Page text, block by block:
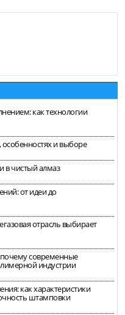
как технологии
и выборе
в чистый алмаз
от идеи до
отрасль выбирает
современные
индустрии
как характеристики
штамповки